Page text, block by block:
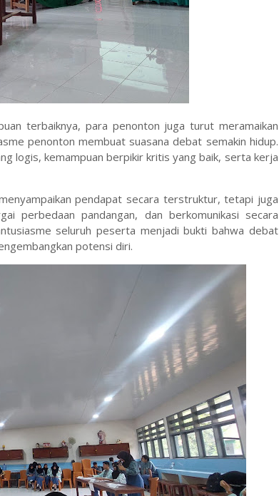
terbaiknya, para penonton juga turut meramaikan
penonton membuat suasana debat semakin hidup.
logis, kemampuan berpikir kritis yang baik, serta kerja
pendapat secara terstruktur, tetapi juga
perbedaan pandangan, dan berkomunikasi secara
seluruh peserta menjadi bukti bahwa debat
potensi diri.